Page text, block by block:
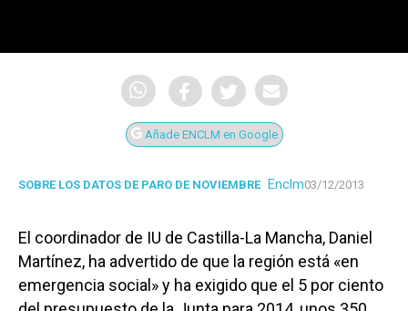
Añade ENCLM en Google
SOBRE LOS DATOS DE PARO DE NOVIEMBRE Enclm03/12/2013
El coordinador de IU de Castilla-La Mancha, Daniel
Martínez, ha advertido de que la región está «en
emergencia social» y ha exigido que el 5 por ciento